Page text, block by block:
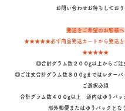
お問い合わせお待ちしており
発送をご希望のお客様へ
★★★★★必ず商品発送カートから発送方
★★★★★
◎合計グラム数２００g以上からご注
◎ご注文合計グラム数３００gまではレターパ
ご選択必須
合計グラム数４００g以上 道内はゆうパッ
形外郵便またはゆうパックとな